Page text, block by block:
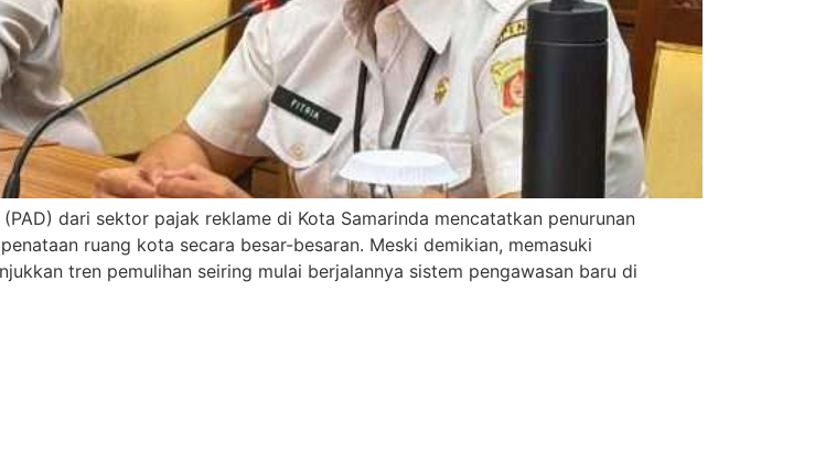
dari sektor pajak reklame di Kota Samarinda mencatatkan penurunan
ruang kota secara besar-besaran. Meski demikian, memasuki
tren pemulihan seiring mulai berjalannya sistem pengawasan baru di